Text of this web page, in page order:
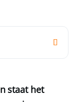
staat het